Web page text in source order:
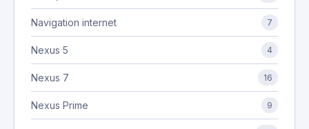
Navigation internet 7
Nexus 5 4
Nexus 7 16
Nexus Prime 9